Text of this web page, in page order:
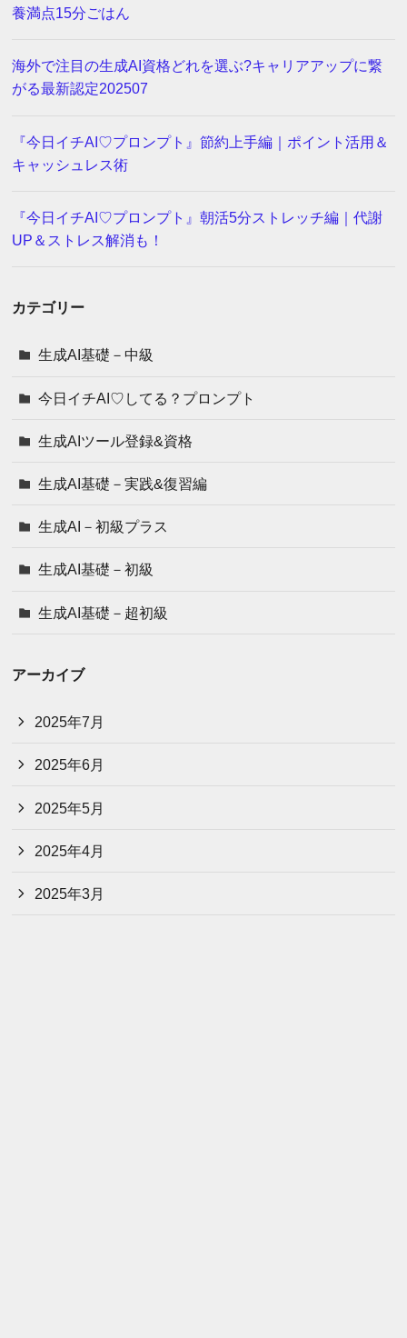
養満点15分ごはん
海外で注目の生成AI資格どれを選ぶ?キャリアアップに繋
がる最新認定202507
『今日イチAI♡プロンプト』節約上手編｜ポイント活用＆
キャッシュレス術
『今日イチAI♡プロンプト』朝活5分ストレッチ編｜代謝
UP＆ストレス解消も！
カテゴリー
生成AI基礎－中級
今日イチAI♡してる？プロンプト
生成AIツール登録&資格
生成AI基礎－実践&復習編
生成AI－初級プラス
生成AI基礎－初級
生成AI基礎－超初級
アーカイブ
2025年7月
2025年6月
2025年5月
2025年4月
2025年3月